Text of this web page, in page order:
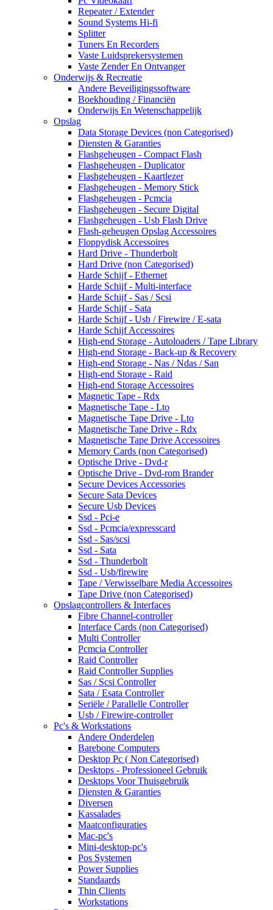
Repeater / Extender
Sound Systems Hi-fi
Splitter
Tuners En Recorders
Vaste Luidsprekersystemen
Vaste Zender En Ontvanger
Onderwijs & Recreatie
Andere Beveiligingssoftware
Boekhouding / Financiën
Onderwijs En Wetenschappelijk
Opslag
Data Storage Devices (non Categorised)
Diensten & Garanties
Flashgeheugen - Compact Flash
Flashgeheugen - Duplicator
Flashgeheugen - Kaartlezer
Flashgeheugen - Memory Stick
Flashgeheugen - Pcmcia
Flashgeheugen - Secure Digital
Flashgeheugen - Usb Flash Drive
Flash-geheugen Opslag Accessoires
Floppydisk Accessoires
Hard Drive - Thunderbolt
Hard Drive (non Categorised)
Harde Schijf - Ethernet
Harde Schijf - Multi-interface
Harde Schijf - Sas / Scsi
Harde Schijf - Sata
Harde Schijf - Usb / Firewire / E-sata
Harde Schijf Accessoires
High-end Storage - Autoloaders / Tape Library
High-end Storage - Back-up & Recovery
High-end Storage - Nas / Ndas / San
High-end Storage - Raid
High-end Storage Accessoires
Magnetic Tape - Rdx
Magnetische Tape - Lto
Magnetische Tape Drive - Lto
Magnetische Tape Drive - Rdx
Magnetische Tape Drive Accessoires
Memory Cards (non Categorised)
Optische Drive - Dvd-r
Optische Drive - Dvd-rom Brander
Secure Devices Accessories
Secure Sata Devices
Secure Usb Devices
Ssd - Pci-e
Ssd - Pcmcia/expresscard
Ssd - Sas/scsi
Ssd - Sata
Ssd - Thunderbolt
Ssd - Usb/firewire
Tape / Verwisselbare Media Accessoires
Tape Drive (non Categorised)
Opslagcontrollers & Interfaces
Fibre Channel-controller
Interface Cards (non Categorised)
Multi Controller
Pcmcia Controller
Raid Controller
Raid Controller Supplies
Sas / Scsi Controller
Sata / Esata Controller
Seriële / Parallelle Controller
Usb / Firewire-controller
Pc's & Workstations
Andere Onderdelen
Barebone Computers
Desktop Pc ( Non Categorised)
Desktops - Professioneel Gebruik
Desktops Voor Thuisgebruik
Diensten & Garanties
Diversen
Kassalades
Maatconfiguraties
Mac-pc's
Mini-desktop-pc's
Pos Systemen
Power Supplies
Standaards
Thin Clients
Workstations